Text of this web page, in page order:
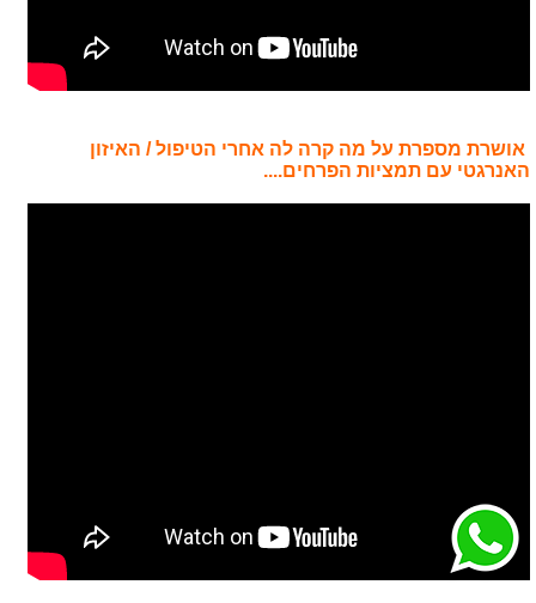
אושרת מספרת על מה קרה לה אחרי הטיפול / האיזון
האנרגטי עם תמציות הפרחים....